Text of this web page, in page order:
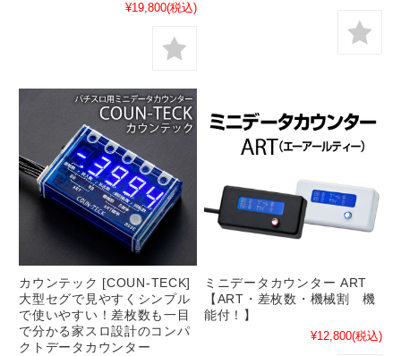
¥19,800(税込)
カウンテック [COUN-TECK]
大型セグで見やすくシンプル
で使いやすい！差枚数も一目
で分かる家スロ設計のコンパ
クトデータカウンター
ミニデータカウンター ART
【ART・差枚数・機械割 機
能付！】
¥12,800(税込)